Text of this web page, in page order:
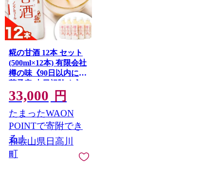
糀の甘酒 12本 セット
(500ml×12本) 有限会社
樽の味《90日以内に出
荷予定(土日祝除く)》
和歌山県 日高川町 送
料無料 甘酒 あまざけ
麹 発酵食品 無加糖 無
添加 国産 ノンアルコ
ール こうじ菌
33,000 円
たまったWAON
POINTで寄附でき
る！
和歌山県日高川
町